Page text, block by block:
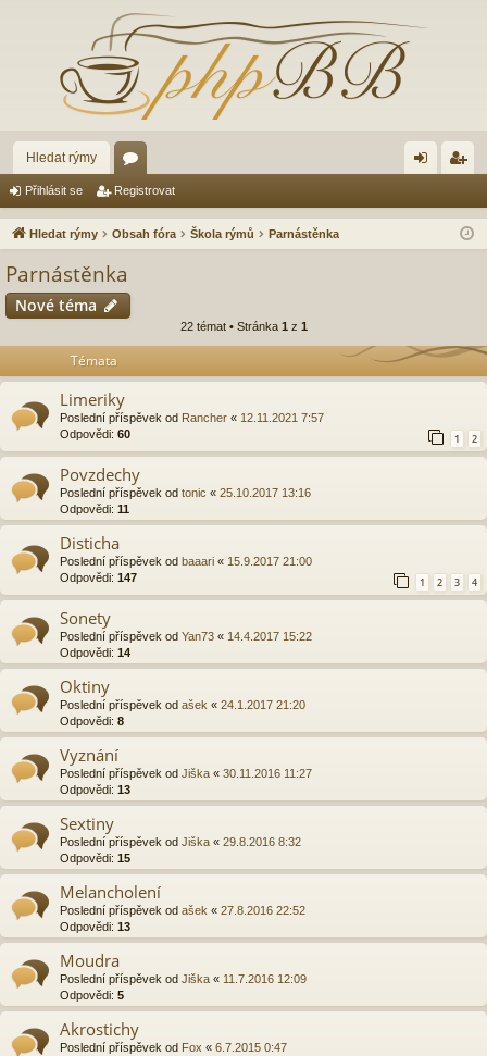
Hledat rýmy
ór
a lá ist
Přihlásit se Registrovat
Hledat rýmy Obsah fóra Škola rýmů Parnástěnka
Parnástěnka
Nové téma
22 témat • Stránka 1 z 1
Témata
Limeriky
Poslední příspěvek od Rancher « 12.11.2021 7:57
Odpovědi: 60 1 2
Povzdechy
Poslední příspěvek od tonic « 25.10.2017 13:16
Odpovědi: 11
Disticha
Poslední příspěvek od baaari « 15.9.2017 21:00
Odpovědi: 147 1 2 3 4
Sonety
Poslední příspěvek od Yan73 « 14.4.2017 15:22
Odpovědi: 14
Oktiny
Poslední příspěvek od ašek « 24.1.2017 21:20
Odpovědi: 8
Vyznání
Poslední příspěvek od Jiška « 30.11.2016 11:27
Odpovědi: 13
Sextiny
Poslední příspěvek od Jiška « 29.8.2016 8:32
Odpovědi: 15
Melancholení
Poslední příspěvek od ašek « 27.8.2016 22:52
Odpovědi: 13
Moudra
Poslední příspěvek od Jiška « 11.7.2016 12:09
Odpovědi: 5
Akrostichy
Poslední příspěvek od Fox « 6.7.2015 0:47